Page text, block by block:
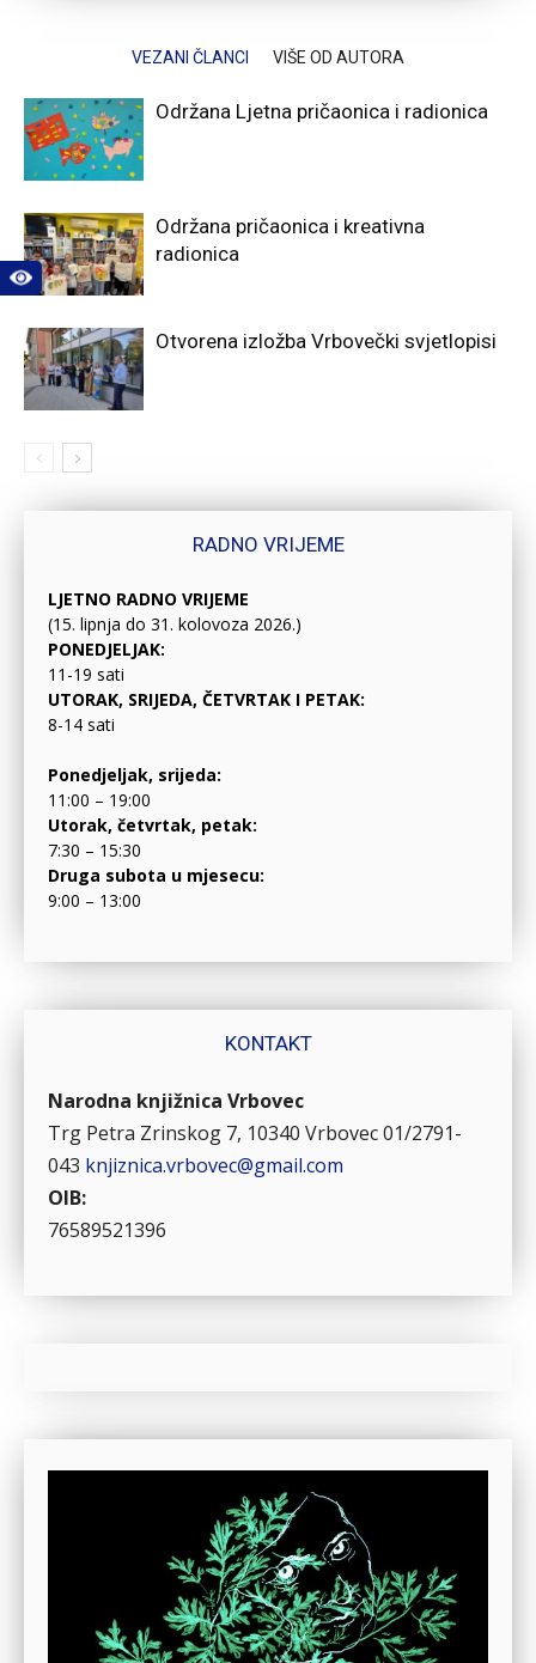
VEZANI ČLANCI VIŠE OD AUTORA
Održana Ljetna pričaonica i radionica
Održana pričaonica i kreativna
radionica
Otvorena izložba Vrbovečki svjetlopisi
RADNO VRIJEME
LJETNO RADNO VRIJEME
(15. lipnja do 31. kolovoza 2026.)
PONEDJELJAK:
11-19 sati
UTORAK, SRIJEDA, ČETVRTAK I PETAK:
8-14 sati
Ponedjeljak, srijeda:
11:00 – 19:00
Utorak, četvrtak, petak:
7:30 – 15:30
Druga subota u mjesecu:
9:00 – 13:00
KONTAKT
Narodna knjižnica Vrbovec
Trg Petra Zrinskog 7, 10340 Vrbovec01/2791-
043 knjiznica.vrbovec@gmail.com
OIB:
76589521396